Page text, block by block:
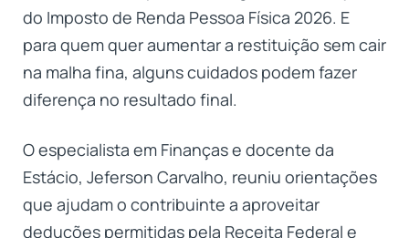
do Imposto de Renda Pessoa Física 2026. E
para quem quer aumentar a restituição sem cair
na malha fina, alguns cuidados podem fazer
diferença no resultado final.
O especialista em Finanças e docente da
Estácio, Jeferson Carvalho, reuniu orientações
que ajudam o contribuinte a aproveitar
deduções permitidas pela Receita Federal e